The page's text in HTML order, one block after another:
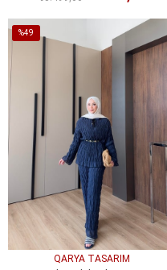
SEPETE EKLE
%49
QARYA TASARIM